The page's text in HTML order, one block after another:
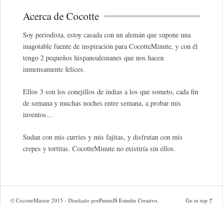
Acerca de Cocotte
Soy periodista, estoy casada con un alemán que supone una
inagotable fuente de inspiración para CocotteMinute, y con él
tengo 2 pequeños hispanoalemanes que nos hacen
inmensamente felices.
Ellos 3 son los conejillos de indias a los que someto, cada fin
de semana y muchas noches entre semana, a probar mis
inventos...
Sudan con mis curries y mis fajitas, y disfrutan con mis
crepes y tortitas. CocotteMinute no existiría sin ellos.
© CocotteMinute 2015 - Diseñado porPuntoJS Estudio Creativo Go to top ↑